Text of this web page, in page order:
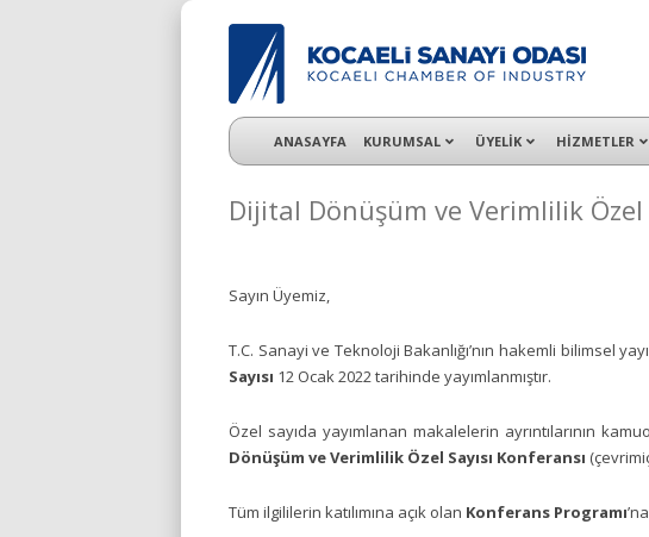
KSO 3500’ü aşkın sanayi kuruluşuna uzman çalışanları
ANASAYFA KURUMSAL ÜYELİK HİZMETLER
Dijital Dönüşüm ve Verimlilik Özel
Sayın Üyemiz,
T.C. Sanayi ve Teknoloji Bakanlığı’nın hakemli bilimsel
Sayısı 12 Ocak 2022tarihinde yayımlanmıştır.
Özel sayıda yayımlanan makalelerin ayrıntılarının
Dönüşüm ve Verimlilik Özel Sayısı Konferansı
Tüm ilgililerin katılımına açık olan Konferans Programı